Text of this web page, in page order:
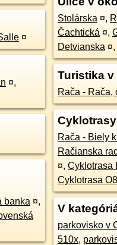
¤
¤,
banka ¤,
Stolárska ¤,
Čachtická ¤,
Detvianska ¤,
Turistika
Rača - Rača,
Rača - Biely
Račianska
¤, Cyklotrasa
Cyklotrasa
V
parkovisko v
510x,